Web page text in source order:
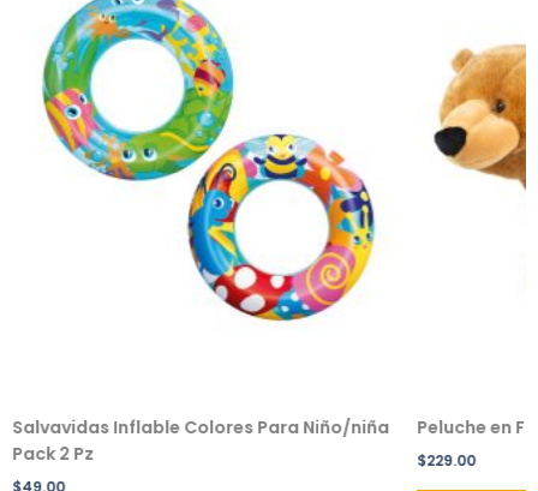
Salvavidas Inflable Colores Para Niño/niña
Pack 2 Pz
$49.00
Peluche en
$229.00